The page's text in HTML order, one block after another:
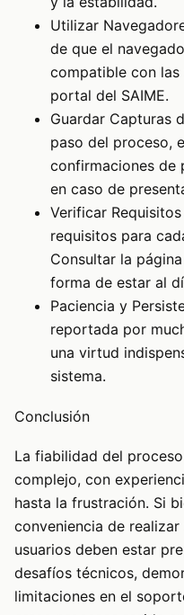
Utilizar
de que el
compatible con
portal del SAIME.
Guardar Capturas
paso del proceso,
confirmaciones de
en caso de
Verificar
requisitos para
Consultar la
forma de estar al
Paciencia y
reportada por
una virtud
sistema.
Conclusión
La fiabilidad del
complejo, con
hasta la frustración. Si
conveniencia de
usuarios deben estar
desafíos técnicos,
limitaciones en el